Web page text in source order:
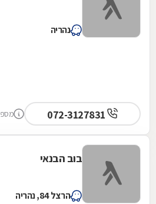
נהריה
בוב הבנאי
הרצל 84, נהריה